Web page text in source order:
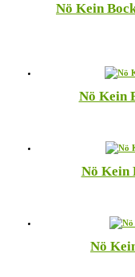
Nö Kein
Nö Kein
Nö Kein
Nö